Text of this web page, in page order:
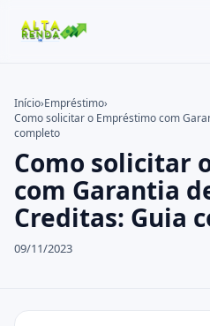
Cartão de Crédito
Consignado
Conta Digital
Empréstimo
Imóvel
Buscar no site
Buscar por:
Pressione Enter para
Início›Empréstimo›
Como solicitar o Empréstimo com
completo
Como solicitar
com Garantia
Creditas: Guia
09/11/2023